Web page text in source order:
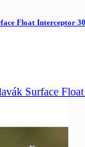
Float Interceptor